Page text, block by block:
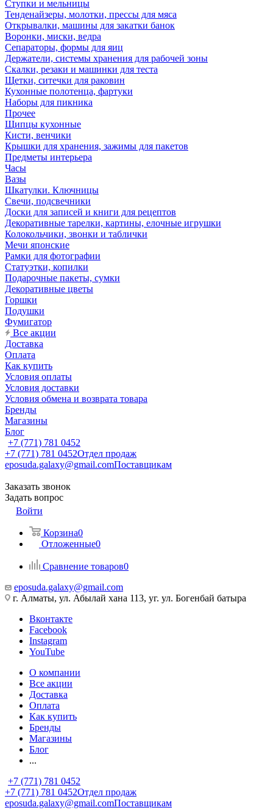
Ступки и мельницы
Тенденайзеры, молотки, прессы для мяса
Открывалки, машины для закатки банок
Воронки, миски, ведра
Сепараторы, формы для яиц
Держатели, системы хранения для рабочей зоны
Скалки, резаки и машинки для теста
Щетки, ситечки для раковин
Кухонные полотенца, фартуки
Наборы для пикника
Прочее
Щипцы кухонные
Кисти, венчики
Крышки для хранения, зажимы для пакетов
Предметы интерьера
Часы
Вазы
Шкатулки. Ключницы
Свечи, подсвечники
Доски для записей и книги для рецептов
Декоративные тарелки, картины, елочные игрушки
Колокольчики, звонки и таблички
Мечи японские
Рамки для фотографии
Статуэтки, копилки
Подарочные пакеты, сумки
Декоративные цветы
Горшки
Подушки
Фумигатор
Все акции
Доставка
Оплата
Как купить
Условия оплаты
Условия доставки
Условия обмена и возврата товара
Бренды
Магазины
Блог
+7 (771) 781 0452
+7 (771) 781 0452Отдел продаж
eposuda.galaxy@gmail.comПоставщикам
Заказать звонок
Задать вопрос
Войти
Корзина0
Отложенные0
Сравнение товаров0
eposuda.galaxy@gmail.com
г. Алматы, ул. Абылай хана 113, уг. ул. Богенбай батыра
Вконтакте
Facebook
Instagram
YouTube
О компании
Все акции
Доставка
Оплата
Как купить
Бренды
Магазины
Блог
...
+7 (771) 781 0452
+7 (771) 781 0452Отдел продаж
eposuda.galaxy@gmail.comПоставщикам